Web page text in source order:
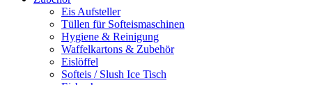
Eis Aufsteller
Tüllen für Softeismaschinen
Hygiene & Reinigung
Waffelkartons & Zubehör
Eislöffel
Softeis / Slush Ice Tisch